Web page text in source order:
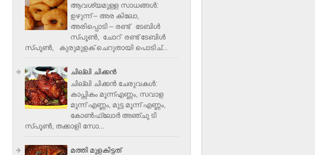
ആവശ്യമുള്ള സാധങ്ങൾ:
ഉഴുന്ന് – അര കിലോ,
അരിപ്പൊടി – രണ്ട് ടേബിൾ
സ്പൂൺ, ചോറ് രണ്ട് ടേബിള്‍
സ്പൂണ്‍, കുരുമുളക് ചെറുതായി പൊടിച്...
ചില്ലി ചിക്കൻ
ചില്ലി ചിക്കൻ ചേരുവകള്‍:
കാപ്സികം മൂന്ന്എണ്ണം, സവാള
മൂന്ന് എണ്ണം, മുട്ട മൂന്ന് എണ്ണം,
കോണ്‍ഫ്ലോര്‍ അഞ്ചു ടി
സ്പൂണ്‍, തക്കാളി സോ...
മത്തി മുളകിട്ടത്